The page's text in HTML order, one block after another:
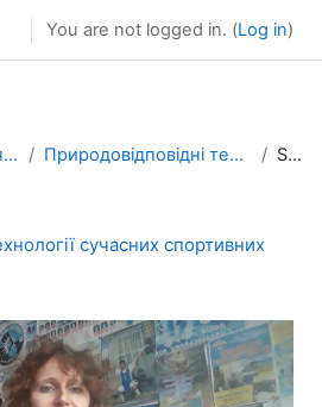
You are not logged in. (Log in)
Загальноуніверситетські курси Природовідповідні технології сучасних спортивних в... Summary
сучасних спортивних